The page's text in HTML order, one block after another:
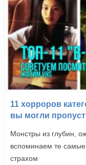
11 хорроров
вы могли
Монстры из глубин,
вспоминаем те
страхом